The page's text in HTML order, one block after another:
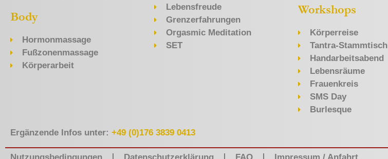
Body
Hormonmassage
Fußzonenmassage
Körperarbeit
Lebensfreude
Grenzerfahrungen
Orgasmic Meditation
SET
Workshops
Körperreise
Tantra-Stammtisch
Handarbeitsabend
Lebensräume
Frauenkreis
SMS Day
Burlesque
Ergänzende Infos unter: +49 (0)176 3839 0413